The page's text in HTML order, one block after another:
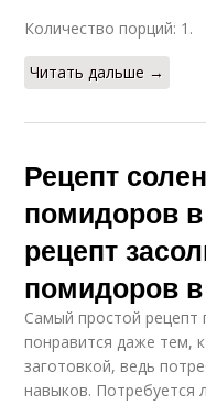
Количество порций: 1.
Читать дальше →
Рецепт
помидоров
рецепт
помидоров
Самый простой рецепт
понравится даже тем,
заготовкой, ведь
навыков. Потребуется